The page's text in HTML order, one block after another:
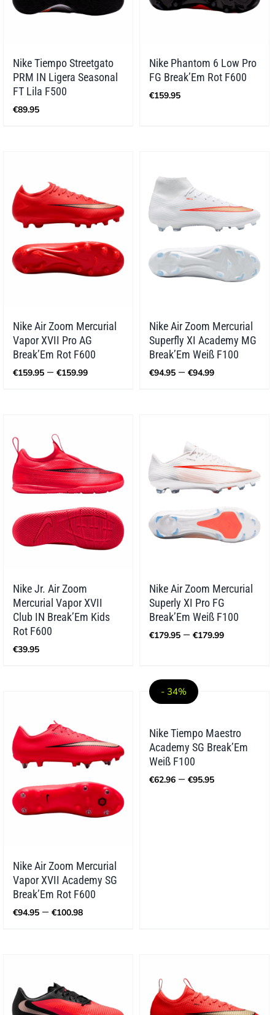
Nike Tiempo Streetgato
PRM IN Ligera Seasonal
FT Lila F500
€89.95
Nike Phantom 6 Low Pro
FG Break’Em Rot F600
€159.95
Nike Air Zoom Mercurial
Vapor XVII Pro AG
Break’Em Rot F600
€159.95 – €159.99Preisspanne:
Nike Air Zoom Mercurial
Superfly XI Academy MG
Break’Em Weiß F100
€94.95 – €94.99
Nike Jr. Air Zoom
Mercurial Vapor XVII
Club IN Break’Em Kids
Rot F600
€39.95
Nike Air Zoom Mercurial
Superly XI Pro FG
Break’Em Weiß F100
€179.95 – €179.99
Nike Air Zoom Mercurial
Vapor XVII Academy SG
Break’Em Rot F600
€94.95 – €100.98Preisspanne:
- 34%
Nike Tiempo Maestro
Academy SG Break’Em
Weiß F100
€62.96 – €95.95